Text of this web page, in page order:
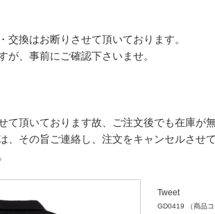
交換はお断りさせて頂いております。
が、事前にご確認下さいませ。
て頂いております故、ご注文後でも在庫が
、その旨ご連絡し、注文をキャンセルさせ
Tweet
GD0419 （商品